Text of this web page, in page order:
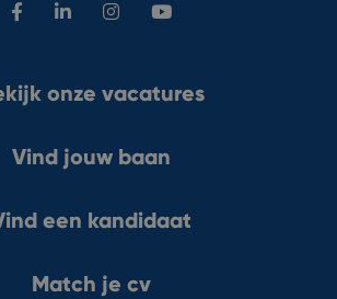
onze vacatures
Vind jouw baan
een kandidaat
Match je cv